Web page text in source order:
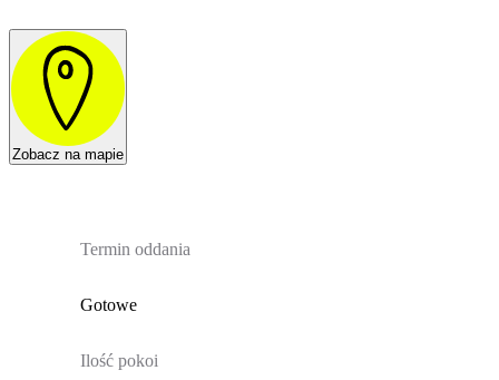
Zobacz na mapie
Termin oddania
Gotowe
Ilość pokoi